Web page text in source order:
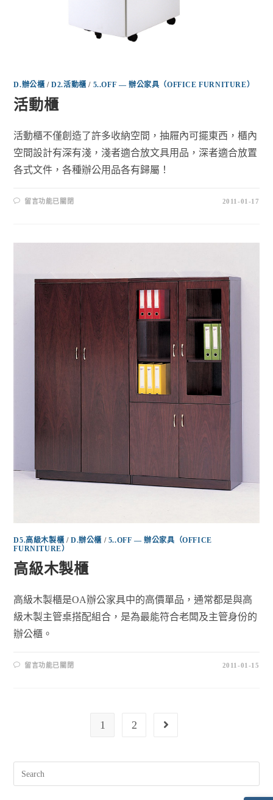
D.辦公櫃 /D2.活動櫃 / 5..OFF — 辦公家具（OFFICE FURNITURE）
活動櫃
活動櫃不僅創造了許多收納空間，抽屜內可擺東西，櫃內
空間設計有深有淺，淺者適合放文具用品，深者適合放置
各式文件，各種辦公用品各有歸屬！
留言功能已關閉 2011-01-17
D5.高級木製櫃 /D.辦公櫃 / 5..OFF — 辦公家具（OFFICE
FURNITURE）
高級木製櫃
高級木製櫃是OA辦公家具中的高價單品，通常都是與高
級木製主管桌搭配組合，是為最能符合老闆及主管身份的
辦公櫃。
留言功能已關閉 2011-01-15
1 2